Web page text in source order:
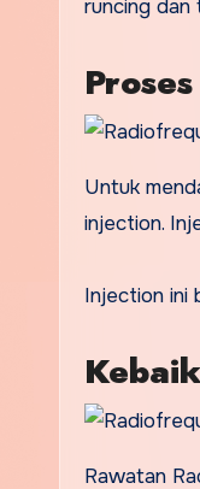
runcing dan
Untuk
injection.
Injection ini
Rawatan